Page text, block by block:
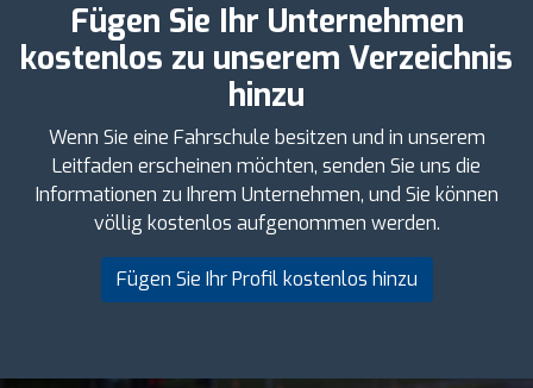
Fügen Sie Ihr Unternehmen
kostenlos zu unserem Verzeichnis
hinzu
Wenn Sie eine Fahrschule besitzen und in unserem
Leitfaden erscheinen möchten, senden Sie uns die
Informationen zu Ihrem Unternehmen, und Sie können
völlig kostenlos aufgenommen werden.
Fügen Sie Ihr Profil kostenlos hinzu